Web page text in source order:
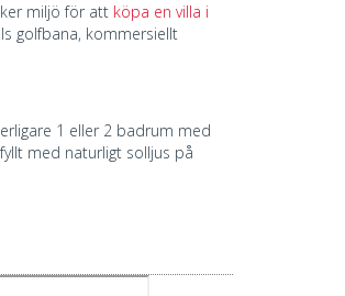
miljö för att köpa en villa i
golfbana, kommersiellt
1 eller 2 badrum med
med naturligt solljus på